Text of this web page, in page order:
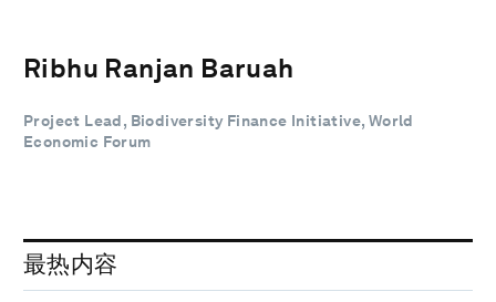
Ribhu Ranjan Baruah
‪Project Lead, Biodiversity Finance Initiative, World
Economic Forum
最热内容